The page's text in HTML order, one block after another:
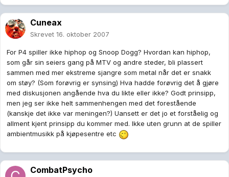
Cuneax
Skrevet 16. oktober 2007
For P4 spiller ikke hiphop og Snoop Dogg? Hvordan kan hiphop,
som går sin seiers gang på MTV og andre steder, bli plassert
sammen med mer ekstreme sjangre som metal når det er snakk
om støy? (Som forøvrig er synsing) Hva hadde forøvrig det å gjøre
med diskusjonen angående hva du likte eller ikke? Godt prinsipp,
men jeg ser ikke helt sammenhengen med det forestående
(kanskje det ikke var meningen?) Uansett er det jo et forståelig og
allment kjent prinsipp du kommer med. Ikke uten grunn at de spiller
ambientmusikk på kjøpesentre etc
CombatPsycho